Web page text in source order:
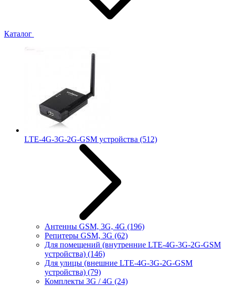
Каталог
LTE-4G-3G-2G-GSM устройства (512)
Антенны GSM, 3G, 4G (196)
Репитеры GSM, 3G (62)
Для помещений (внутренние LTE-4G-3G-2G-GSM
устройства) (146)
Для улицы (внешние LTE-4G-3G-2G-GSM
устройства) (79)
Комплекты 3G / 4G (24)